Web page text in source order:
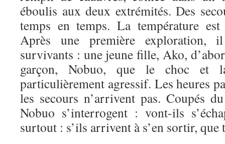
éboulis aux deux extrémités. Des
temps en temps. La température est
Après une première exploration,
survivants : une jeune fille, Ako,
garçon, Nobuo, que le choc et
particulièrement agressif. Les heures
les secours n’arrivent pas. Coupés
Nobuo s’interrogent : vont-ils
surtout : s’ils arrivent à s’en sortir,